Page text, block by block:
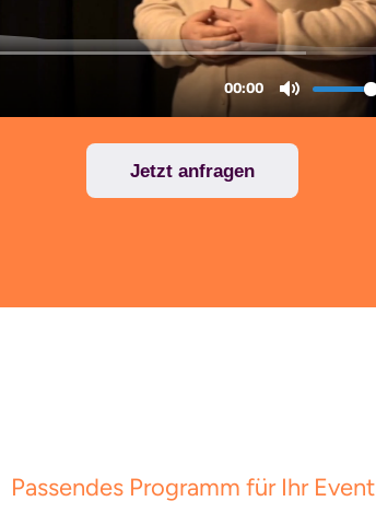
Jetzt anfragen
Passendes Programm für Ihr Event